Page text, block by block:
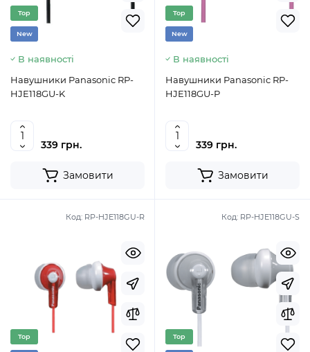
Top
New
В наявності
Навушники Panasonic RP-
HJE118GU-K
339 грн.
Замовити
Top
New
В наявності
Навушники Panasonic RP-
HJE118GU-P
339 грн.
Замовити
Код: RP-HJE118GU-R
Top
Код: RP-HJE118GU-S
Top